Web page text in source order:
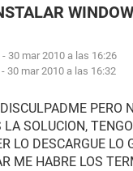
- 30 mar 2010 a las 16:26
30 mar 2010 a las 16:32
PERO
LA SOLUCION,
LO DESCARGUE
ME HABRE LOS